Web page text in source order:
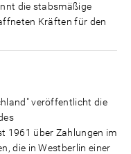
die stabsmäßige
Kräften für den
veröffentlicht die
1961 über Zahlungen im
die in Westberlin einer